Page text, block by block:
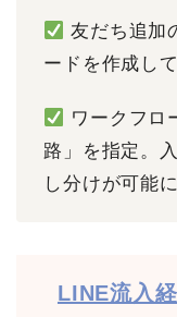
友だち追加
ードを作成し
ワークフロ
路」を指定。
し分けが可能に
LINE流入